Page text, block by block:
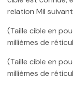
relation Mil
(Taille cible en
millièmes de
(Taille cible en
millièmes de